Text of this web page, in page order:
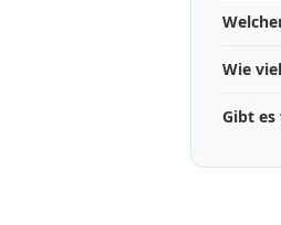
Wie
Gibt